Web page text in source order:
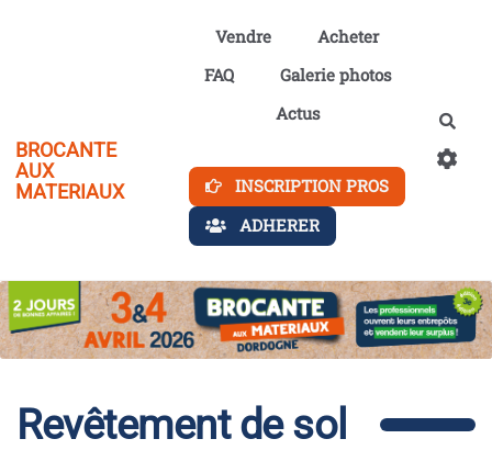
Aller au contenu principal
BROCANTE
AUX
MATERIAUX
Vendre
Acheter
FAQ
Galerie photos
Actus
INSCRIPTION PROS
ADHERER
Revêtement de sol